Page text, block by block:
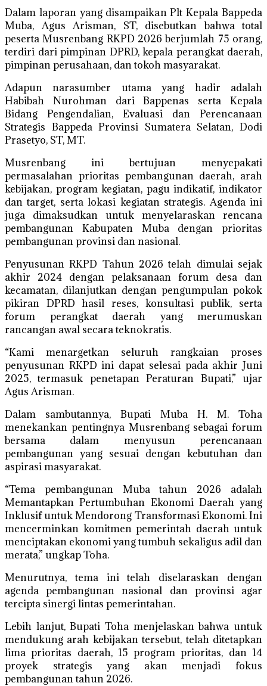
Dalam laporan yang disampaikan Plt Kepala Bappeda
Muba, Agus Arisman, ST, disebutkan bahwa total
peserta Musrenbang RKPD 2026 berjumlah 75 orang,
terdiri dari pimpinan DPRD, kepala perangkat daerah,
pimpinan perusahaan, dan tokoh masyarakat.
Adapun narasumber utama yang hadir adalah
Habibah Nurohman dari Bappenas serta Kepala
Bidang Pengendalian, Evaluasi dan Perencanaan
Strategis Bappeda Provinsi Sumatera Selatan, Dodi
Prasetyo, ST, MT.
Musrenbang ini bertujuan menyepakati
permasalahan prioritas pembangunan daerah, arah
kebijakan, program kegiatan, pagu indikatif, indikator
dan target, serta lokasi kegiatan strategis. Agenda ini
juga dimaksudkan untuk menyelaraskan rencana
pembangunan Kabupaten Muba dengan prioritas
pembangunan provinsi dan nasional.
Penyusunan RKPD Tahun 2026 telah dimulai sejak
akhir 2024 dengan pelaksanaan forum desa dan
kecamatan, dilanjutkan dengan pengumpulan pokok
pikiran DPRD hasil reses, konsultasi publik, serta
forum perangkat daerah yang merumuskan
rancangan awal secara teknokratis.
“Kami menargetkan seluruh rangkaian proses
penyusunan RKPD ini dapat selesai pada akhir Juni
2025, termasuk penetapan Peraturan Bupati,” ujar
Agus Arisman.
Dalam sambutannya, Bupati Muba H. M. Toha
menekankan pentingnya Musrenbang sebagai forum
bersama dalam menyusun perencanaan
pembangunan yang sesuai dengan kebutuhan dan
aspirasi masyarakat.
“Tema pembangunan Muba tahun 2026 adalah
Memantapkan Pertumbuhan Ekonomi Daerah yang
Inklusif untuk Mendorong Transformasi Ekonomi. Ini
mencerminkan komitmen pemerintah daerah untuk
menciptakan ekonomi yang tumbuh sekaligus adil dan
merata,” ungkap Toha.
Menurutnya, tema ini telah diselaraskan dengan
agenda pembangunan nasional dan provinsi agar
tercipta sinergi lintas pemerintahan.
Lebih lanjut, Bupati Toha menjelaskan bahwa untuk
mendukung arah kebijakan tersebut, telah ditetapkan
lima prioritas daerah, 15 program prioritas, dan 14
proyek strategis yang akan menjadi fokus
pembangunan tahun 2026.